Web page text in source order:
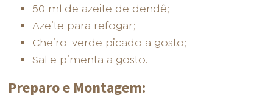
50 ml de azeite de dendê;
Azeite para refogar;
Cheiro-verde picado a gosto;
Sal e pimenta a gosto.
Preparo e Montagem: